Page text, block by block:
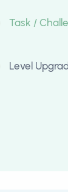
Task /
Level